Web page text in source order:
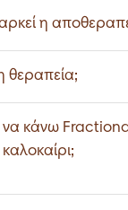
η
θεραπεία;
κάνω